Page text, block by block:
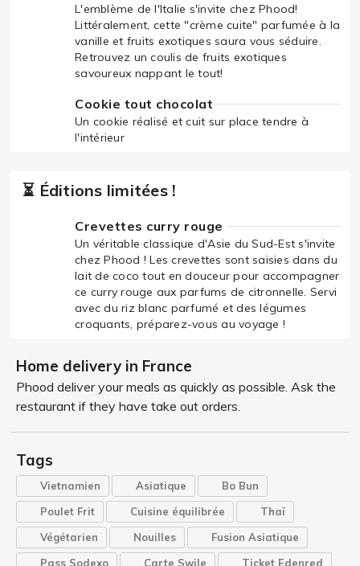
L'emblème de l'Italie s'invite chez Phood!
Littéralement, cette "crème cuite" parfumée à la
vanille et fruits exotiques saura vous séduire.
Retrouvez un coulis de fruits exotiques
savoureux nappant le tout!
Cookie tout chocolat
Un cookie réalisé et cuit sur place tendre à
l'intérieur
⏳ Éditions limitées !
Crevettes curry rouge
Un véritable classique d'Asie du Sud-Est s'invite
chez Phood ! Les crevettes sont saisies dans du
lait de coco tout en douceur pour accompagner
ce curry rouge aux parfums de citronnelle. Servi
avec du riz blanc parfumé et des légumes
croquants, préparez-vous au voyage !
Home delivery in France
Phood deliver your meals as quickly as possible. Ask the
restaurant if they have take out orders.
Tags
Vietnamien Asiatique
Bo Bun
Poulet Frit
Cuisine équilibrée
Thaï
Végétarien
Nouilles
Fusion Asiatique
Pass Sodexo
Carte Swile Ticket Edenred